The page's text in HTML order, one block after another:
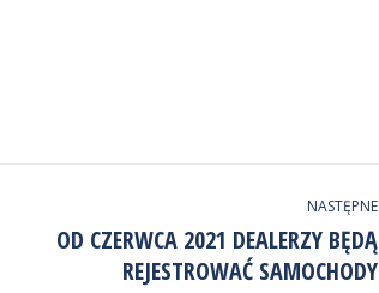
NASTĘPNE
OD CZERWCA 2021 DEALERZY BĘDĄ
REJESTROWAĆ SAMOCHODY